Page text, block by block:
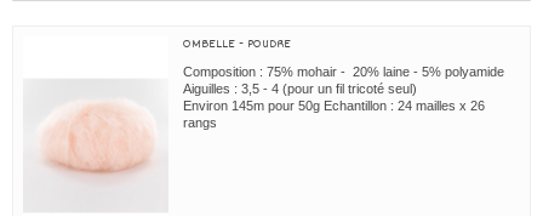
OMBELLE - POUDRE
Composition : 75% mohair - 20% laine - 5% polyamide
Aiguilles : 3,5 - 4 (pour un fil tricoté seul)
Environ 145m pour 50g Echantillon : 24 mailles x 26
rangs